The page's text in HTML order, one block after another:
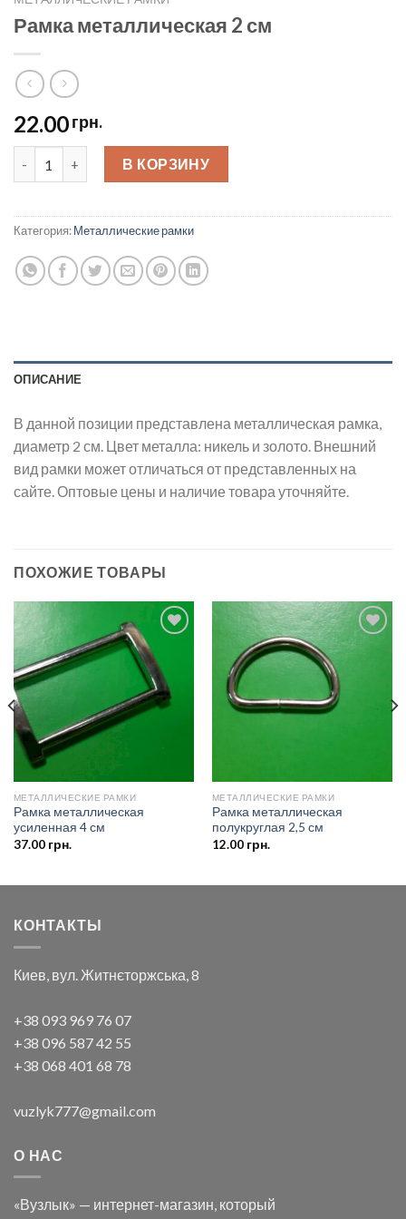
Рамка металлическая 2 см
22.00грн.
Рамка металлическая 2 см quantity
В КОРЗИНУ
Категория:Металлические рамки
ОПИСАНИЕ
В данной позиции представлена металлическая рамка,
диаметр 2 см. Цвет металла: никель и золото. Внешний
вид рамки может отличаться от представленных на
сайте. Оптовые цены и наличие товара уточняйте.​
ПОХОЖИЕ ТОВАРЫ
Добавить
в список
желаний
МЕТАЛЛИЧЕСКИЕ РАМКИ
Рамка металлическая
усиленная 4 см
37.00грн.
Добавить
желаний
МЕТАЛЛИЧЕСКИЕ РАМКИ
Рамка металлическая
полукруглая 2,5 см
12.00грн.
КОНТАКТЫ
Киев, вул. Житнєторжська, 8
+38 093 969 76 07
+38 096 587 42 55
+38 068 401 68 78
vuzlyk777@gmail.com
О НАС
«Вузлык» — интернет-магазин, который